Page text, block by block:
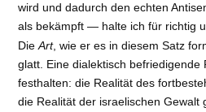
wird und dadurch den echten
als bekämpft — halte ich für richtig
DieArt, wie er es in diesem Satz
glatt. Eine dialektisch befriedigende
festhalten: die Realität des
die Realität der israelischen